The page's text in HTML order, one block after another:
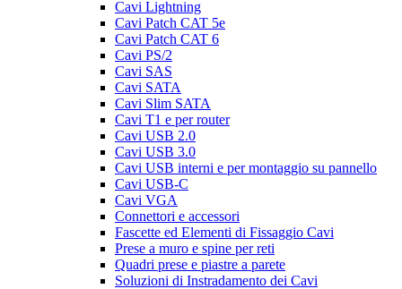
Cavi Lightning
Cavi Patch CAT 5e
Cavi Patch CAT 6
Cavi PS/2
Cavi SAS
Cavi SATA
Cavi Slim SATA
Cavi T1 e per router
Cavi USB 2.0
Cavi USB 3.0
Cavi USB interni e per montaggio su pannello
Cavi USB-C
Cavi VGA
Connettori e accessori
Fascette ed Elementi di Fissaggio Cavi
Prese a muro e spine per reti
Quadri prese e piastre a parete
Soluzioni di Instradamento dei Cavi